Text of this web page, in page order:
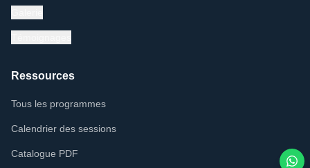
Ressources
Tous les programmes
Calendrier des sessions
Catalogue PDF